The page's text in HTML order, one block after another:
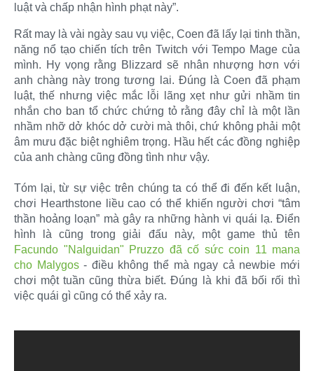
luật và chấp nhận hình phạt này”.​
Rất may là vài ngày sau vụ việc, Coen đã lấy lại tinh thần,
năng nổ tạo chiến tích trên Twitch với Tempo Mage của
mình. Hy vọng rằng Blizzard sẽ nhân nhượng hơn với
anh chàng này trong tương lai. Đúng là Coen đã phạm
luật, thế nhưng việc mắc lỗi lãng xẹt như gửi nhầm tin
nhắn cho ban tổ chức chứng tỏ rằng đây chỉ là một lần
nhầm nhỡ dở khóc dở cười mà thôi, chứ không phải một
âm mưu đặc biệt nghiêm trọng. Hầu hết các đồng nghiệp
của anh chàng cũng đồng tình như vậy.
Tóm lại, từ sự việc trên chúng ta có thể đi đến kết luận,
chơi Hearthstone liều cao có thể khiến người chơi “tâm
thần hoảng loạn” mà gây ra những hành vi quái lạ. Điển
hình là cũng trong giải đấu này, một game thủ tên
Facundo "Nalguidan" Pruzzo đã cố sức coin 11 mana
cho Malygos- điều không thể mà ngay cả newbie mới
chơi một tuần cũng thừa biết. Đúng là khi đã bối rối thì
việc quái gì cũng có thể xảy ra.